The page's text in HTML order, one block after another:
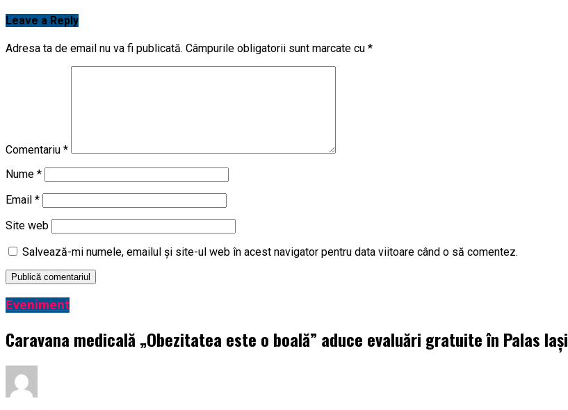
Leave a Reply
Adresa ta de email nu va fi publicată. Câmpurile obligatorii sunt marcate cu *
Comentariu *
Nume *
Email *
Site web
Salvează-mi numele, emailul și site-ul web în acest navigator pentru data viitoare când o să comentez.
Eveniment
Caravana medicală „Obezitatea este o boală” aduce evaluări gratuite în Palas Iași